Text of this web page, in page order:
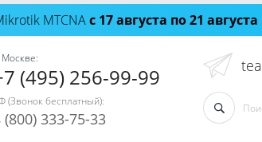
MTCNAс 17 августа по 21 августа
(495) 256-99-99
(Звонок бесплатный):
(800) 333-75-33